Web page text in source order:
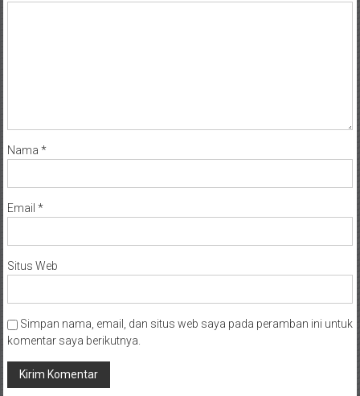
Nama *
Email *
Situs Web
Simpan nama, email, dan situs web saya pada peramban ini untuk
komentar saya berikutnya.